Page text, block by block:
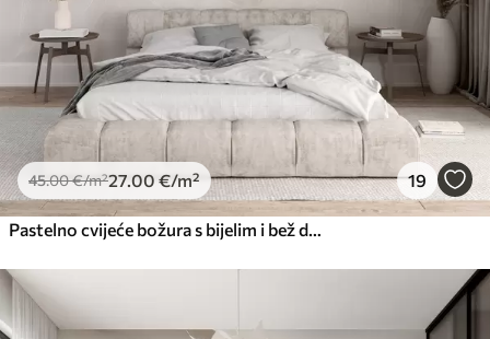
45.00€/m²27 .00 €/m² 19